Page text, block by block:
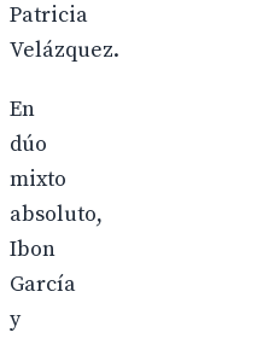
Patricia
Velázquez.
En
dúo
mixto
absoluto,
Ibon
García
y